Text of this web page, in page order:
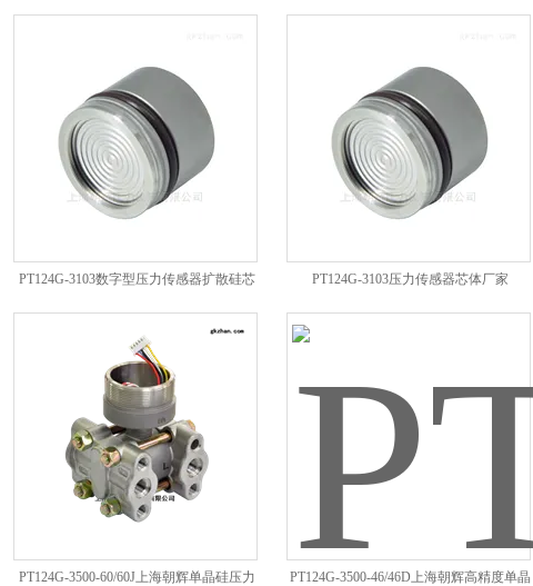
PT124G-3103数字型压力传感器扩散硅芯
体
PT124G-3103压力传感器芯体厂家
PT124G-3500-60/60J上海朝辉单晶硅压力 PT124G-3500-46/46D上海朝辉高精度单晶